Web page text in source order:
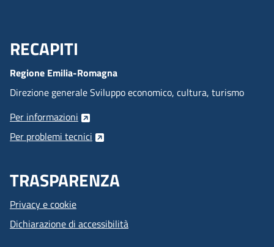
Menu Footer
RECAPITI
Regione Emilia-Romagna
Direzione generale Sviluppo economico, cultura, turismo
Per informazioni
Per problemi tecnici
TRASPARENZA
Privacy e cookie
Dichiarazione di accessibilità